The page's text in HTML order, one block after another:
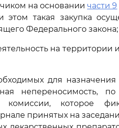
на основаниичасти 9
такая закупка
Федерального закона;
на территории
для
непереносимость,
которое
принятых на